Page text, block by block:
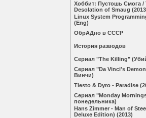
Хоббит: Пустошь Смога /
Desolation of Smaug
Linux System
(Eng)
ОбрАДно в СССР
История разводов
Сериал "The Killing"
Сериал "Da Vinci's
Винчи)
Tiesto & Dyro - Paradise
Сериал "Monday
понедельника)
Hans Zimmer - Man of
Deluxe Edition) (2013)